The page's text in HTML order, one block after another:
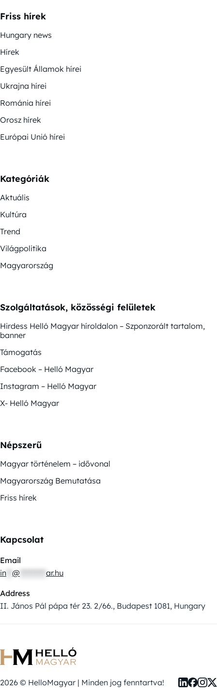
Friss hírek
Hungary news
Hírek
Egyesült Államok hírei
Ukrajna hírei
Románia hírei
Orosz hírek
Európai Unió hírei
Kategóriák
Aktuális
Kultúra
Trend
Világpolitika
Magyarország
Szolgáltatások, közösségi felületek
Hirdess Helló Magyar híroldalon – Szponzorált tartalom,
banner
Támogatás
Facebook – Helló Magyar
Instagram – Helló Magyar
X- Helló Magyar
Népszerű
Magyar történelem – idővonal
Magyarország Bemutatása
Friss hírek
Kapcsolat
Email
in @ ar.hu
Address
II. János Pál pápa tér 23. 2/66., Budapest 1081, Hungary
2026 © HelloMagyar | Minden jog fenntartva!